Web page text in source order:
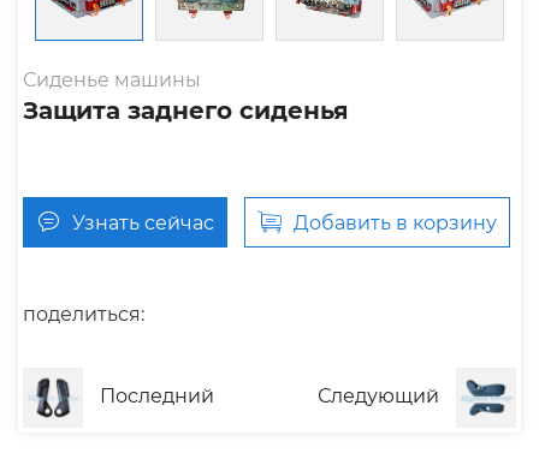
Сиденье машины
Защита заднего сиденья
Узнать сейчас Добавить в корзину
поделиться:
Последний Следующий